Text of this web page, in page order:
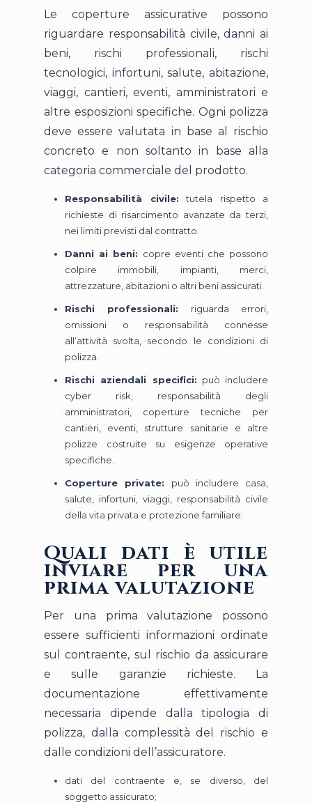
Le coperture assicurative possono
riguardare responsabilità civile, danni ai
beni, rischi professionali, rischi
tecnologici, infortuni, salute, abitazione,
viaggi, cantieri, eventi, amministratori e
altre esposizioni specifiche. Ogni polizza
deve essere valutata in base al rischio
concreto e non soltanto in base alla
categoria commerciale del prodotto.
Responsabilità civile: tutela rispetto a
richieste di risarcimento avanzate da terzi,
nei limiti previsti dal contratto.
Danni ai beni: copre eventi che possono
colpire immobili, impianti, merci,
attrezzature, abitazioni o altri beni assicurati.
Rischi professionali: riguarda errori,
omissioni o responsabilità connesse
all’attività svolta, secondo le condizioni di
polizza.
Rischi aziendali specifici: può includere
cyber risk, responsabilità degli
amministratori, coperture tecniche per
cantieri, eventi, strutture sanitarie e altre
polizze costruite su esigenze operative
specifiche.
Coperture private: può includere casa,
salute, infortuni, viaggi, responsabilità civile
della vita privata e protezione familiare.
Quali dati è utile
inviare per una
prima valutazione
Per una prima valutazione possono
essere sufficienti informazioni ordinate
sul contraente, sul rischio da assicurare
e sulle garanzie richieste. La
documentazione effettivamente
necessaria dipende dalla tipologia di
polizza, dalla complessità del rischio e
dalle condizioni dell’assicuratore.
dati del contraente e, se diverso, del
soggetto assicurato;